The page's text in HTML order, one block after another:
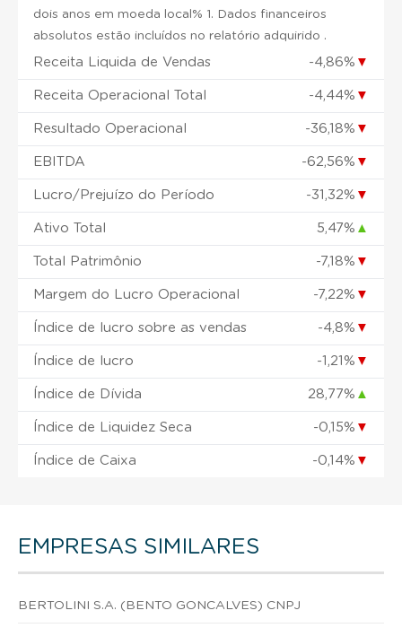
dois anos em moeda local% 1. Dados financeiros
absolutos estão incluídos no relatório adquirido .
Receita Liquida de Vendas -4,86% ▼
Receita Operacional Total -4,44% ▼
Resultado Operacional -36,18% ▼
EBITDA -62,56% ▼
Lucro/Prejuízo do Período -31,32% ▼
Ativo Total 5,47% ▲
Total Patrimônio -7,18% ▼
Margem do Lucro Operacional -7,22% ▼
Índice de lucro sobre as vendas -4,8% ▼
Índice de lucro -1,21% ▼
Índice de Dívida 28,77% ▲
Índice de Liquidez Seca -0,15% ▼
Índice de Caixa -0,14% ▼
EMPRESAS SIMILARES
BERTOLINI S.A. (BENTO GONCALVES) CNPJ